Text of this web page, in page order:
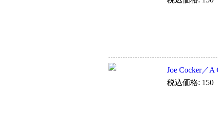
Joe Cocker／A
税込価格: 150